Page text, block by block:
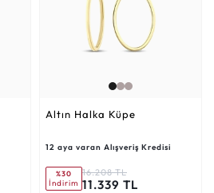
Altın Halka Küpe
12 aya varan Alışveriş Kredisi
%30
İndirim
16.208 TL
11.339 TL